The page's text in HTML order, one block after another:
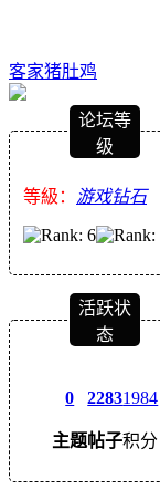
客家猪肚鸡
论坛等
级
等級： 游戏钻石
活跃状
态
0
主题
2283
帖子
1984
积分